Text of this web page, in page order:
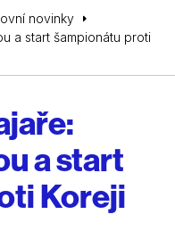
novinky
a start šampionátu proti
a start
Koreji